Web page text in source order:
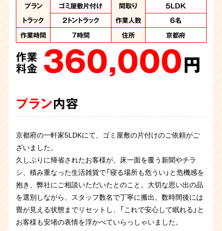
プラン ゴミ屋敷片付け 間取り
5LDK
トラック
2トントラック 作業人数
6名
作業時間
7時間 住所 京都府
作業
料金 360,000円
プラン内容
京都府の一軒家5LDKにて、ゴミ屋敷の片付けのご依頼がご
ざいました。
久しぶりに帰省されたお客様が、床一面を覆う新聞やチラ
シ、積み重なった生活雑貨で「寝る場所も危うい」と危機感を
抱き、弊社にご相談いただいたとのこと。大切な思い出の品
を選別しながら、スタッフ数名で丁寧に搬出。数時間後には
畳が見える状態までリセットし、「これで安心して眠れる」と
お客様も安堵の表情を浮かべていらっしゃいました。
作業内容 ゴミ屋敷片付け 間取り
4LDK
作業人数
7名 作業時間
8時間
住所
京都府 作業項目
大量の不用品回収、
2トントラック1台、
パッカー車2台
作業 350,000
プラン内容
解体に伴い、お部屋のお片付けのご依頼を承りました。長年
お住まいになられていた各お部屋はゴミが大量に蓄積されて
おりました。必要品と不用品の仕分けをし、不用品を回収さ
せていただきました。こういったお家も対応しておりますの
で、是非お問い合わせください。
作業内容 汚部屋片付け 間取り
1K
作業人数
5名 作業日数
１日
住所
京都 作業項目 大量の不用品回収
作業
料金 270,000円
プラン内容
ワンルーム汚部屋片付けのご依頼です。コンビニ弁当の容器
やペットボトルが大量にあり仕分けが非常に大変でした。ノ
ートパソコンなど必要なものもあったため、慎重に仕分けを
しながら１日がかりの作業になりました。残すものはお客様
にお渡しして無事に作業終了です。
プラン ゴミ屋敷片付け 間取り
4DK
トラック
2トントラック 作業人数
3名
作業時間
4時間 住所 京都府
作業
料金 150,000円
プラン内容
京都の一軒家4DKにて、ゴミ屋敷の片付けのご依頼がござい
ました。
久しぶりにご実家へ帰省されたご依頼主様が、床が見えない
ほど積み重なった荷物に驚かれ、ご相談くださいました。 カ
ビが生じていた大型家具や長年の不用品を一斉に回収し、数
時間で広々とした本来の空間へ。作業後、安堵されたご家族
の笑顔を拝見でき、私共も大きなやりがいを感じた現場でし
た。
作業内容
特殊清掃、ゴミ屋敷
片付け
間取り 4LDK
作業人数 8名 作業時間
10時間
住所
京都府 作業項目
汚染か所清掃、汚染
か所撤去、大量の不
用品処分、遺品整理
料金 480,000
プラン内容
京都府のお客さまより、ゴミ屋敷で孤独死されたというご依
頼を受け、片付けに伴い遺品整理と特殊清掃を承りました。
孤独死現場ということで特殊清掃と遺品整理、そして部屋の
片付けをさせていただきました。現場は刺激臭と大量の害虫
が繁殖していたので大変な作業になりました。丸2日かけて
の作業となりましたが無事に終えることが出来ました。
作業内容 ゴミ屋敷片付け 間取り
3LDK
作業人数
7名 作業日数
1日
住所
京都府 作業項目
大量の不用品処
分 2トントラック1
台、パッカー車2台
分の処分
料金 350,000
プラン内容
お部屋を片付けたいとずっと思っていたが中々踏ん切りがつ
かなかったお客様から今回決意を固めたとのことでご連絡を
頂きました。現場はいわゆるゴミ屋敷の状態で各お部屋は大
量の衣類やゴミが積み上げられており、仕分け作業から入り
ました。不用品を分別して搬出作業を進め、片付けていくと
床をみて大変感動しておられました。1日にかけて作業をお
作業内容 ゴミ屋敷片付け 間取り
3LDK
作業人数
6名 作業日数
2日
住所
京都 住所 大量の不用品回収
作業
料金 400,000円
プラン内容
お客様からゴミ屋敷片付けのご依頼です。マンション3LDK
の間取りで足の踏み場がない量でした。各部屋にスタッフ分
かれて効率よく作業を進めていきます。お客様から残して
（探して）ほしいモノのリストをいただいていましたので探索
しながらの作業です。２日に分けての作業となり、無事に探
し物も見つかってお客様にはご満足いただけました。
作業内容 ゴミ屋敷片付け 間取り
1K
作業人数
4名 作業時間
6時間
住所
京都府 作業項目 大量の不用品回収
作業
料金 187,000円
プラン内容
音信普通になってしまったご子息様のお部屋を片してほしい
とのご依頼でした。お部屋はトイレまでゴミ屋敷の状態でペ
ットボトルが山積みになり、たばこの吸い殻が大量にありま
したので火事の危険性を感じたお部屋でした。スタッフ4名
の6時間程で全ての作業が完了しました。
作業内容 ゴミ屋敷片付け 間取り
2DK
作業人数
4名 作業日数
6時間
住所
京都 作業項目 大量の不用品回収
作業
料金 120,000円
プラン内容
全く片付けられないので一緒に片付けを手伝ってほしいとお
客様よりご依頼をいただきました。部屋は服や新聞紙などリ
サイクルできるものが溢れかえっていました。リサイクル資
源はしっかりと分別すること処分費用を抑えることができま
す。お客様と一緒に確認しながらの作業でお客様は進んで処
分の判断が出来ていたのでスムーズに作業を終えることがで
きました。
作業内容 ゴミ屋敷片付け 間取り
1LDK
作業人数
4名 作業時間
5時間
住所
京都府 作業項目
大量の不用品回収
（2トントラック1台、
パッカー車１台）、ハ
ウスクリーニング
料金 225,000
プラン内容
お部屋にゴミが蓄積している状態のため片付けてほしいとの
ご依頼を頂きました。足の踏み場がなく生活用品の廃棄物や
ペットボトルなど散乱していました。掃除した後も住まわれ
るとのことで、ご依頼者様立ち合いのもと不用品と必要品の
仕分けを慎重に行い作業を進めていき、スタッフ4名の5時間
程で清掃は完了致しました。